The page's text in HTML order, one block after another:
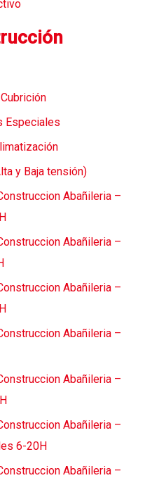
Especiales
y Baja tensión)
Abañileria –
Abañileria –
Abañileria –
Abañileria –
Abañileria –
Abañileria –
6-20H
Abañileria –